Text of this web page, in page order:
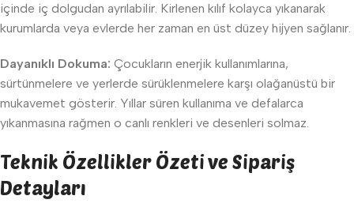
içinde iç dolgudan ayrılabilir. Kirlenen kılıf kolayca yıkanarak
kurumlarda veya evlerde her zaman en üst düzey hijyen sağlanır.
Dayanıklı Dokuma: Çocukların enerjik kullanımlarına,
sürtünmelere ve yerlerde sürüklenmelere karşı olağanüstü bir
mukavemet gösterir. Yıllar süren kullanıma ve defalarca
yıkanmasına rağmen o canlı renkleri ve desenleri solmaz.
Teknik Özellikler Özeti ve Sipariş
Detayları